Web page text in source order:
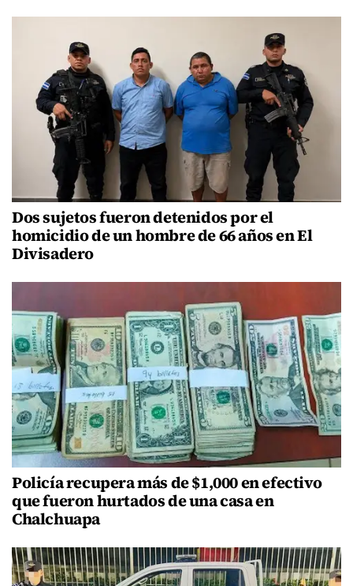
Dos sujetos fueron detenidos por el
homicidio de un hombre de 66 años en El
Divisadero
Policía recupera más de $1,000 en efectivo
que fueron hurtados de una casa en
Chalchuapa